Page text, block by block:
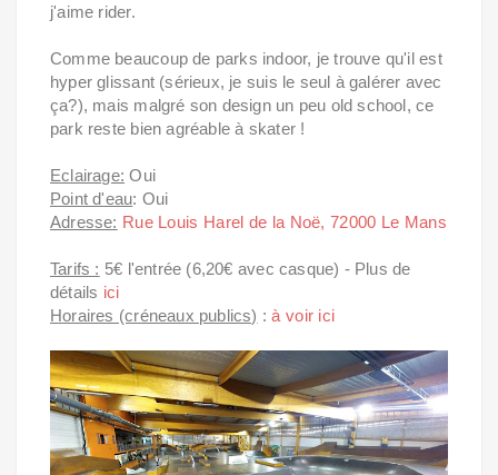
j'aime rider.
Comme beaucoup de parks indoor, je trouve qu'il est
hyper glissant (sérieux, je suis le seul à galérer avec
ça?), mais malgré son design un peu old school, ce
park reste bien agréable à skater !
Eclairage: Oui
Point d'eau: Oui
Adresse: Rue Louis Harel de la Noë, 72000 Le Mans
Tarifs : 5€ l'entrée (6,20€ avec casque) - Plus de
détails ici
Horaires (créneaux publics) :à voir ici